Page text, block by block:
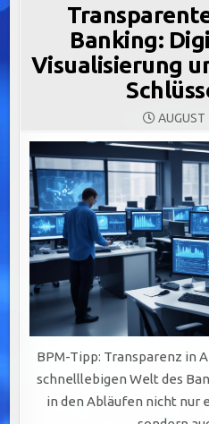
Banking:
Visualisierung
BPM-Tipp: Transparenz in
schnelllebigen Welt des
in den Abläufen nicht nur